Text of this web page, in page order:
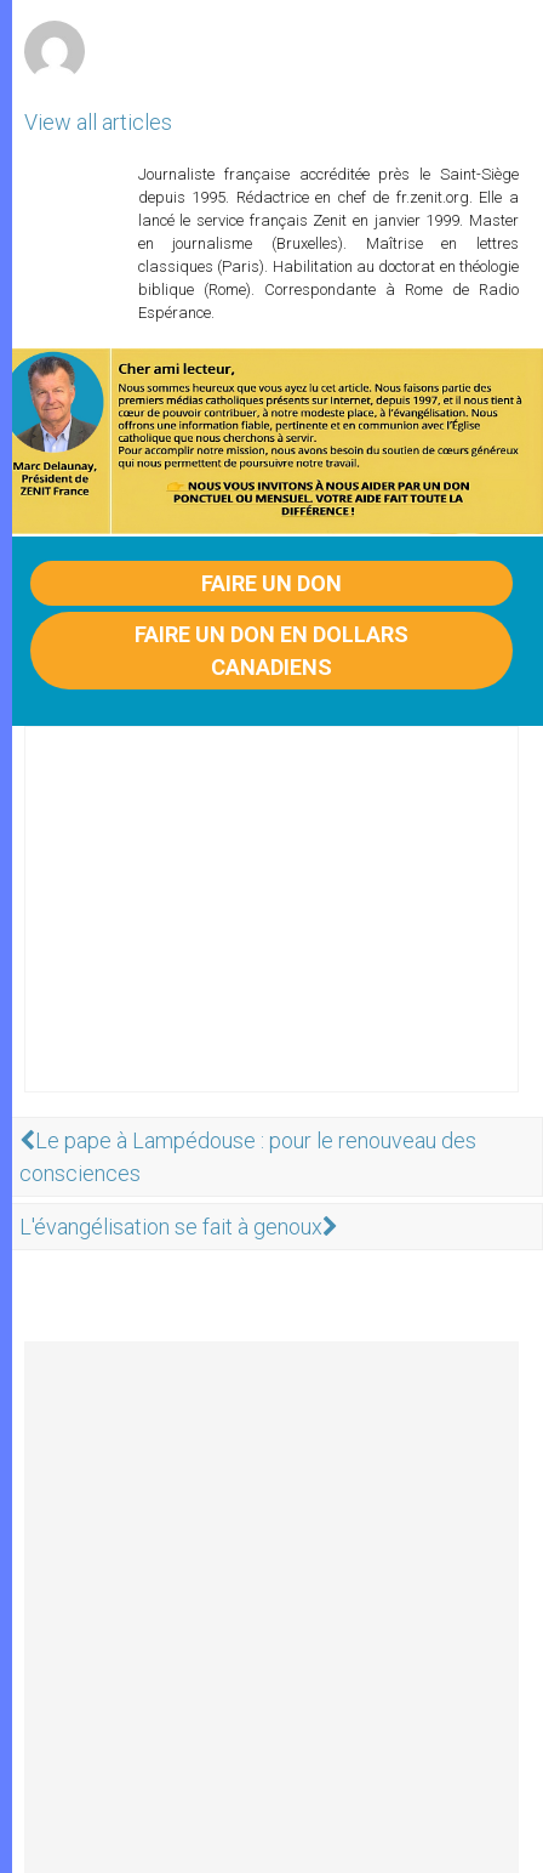
View all articles
Journaliste française accréditée près le Saint-Siège
depuis 1995. Rédactrice en chef de fr.zenit.org. Elle a
lancé le service français Zenit en janvier 1999. Master
en journalisme (Bruxelles). Maîtrise en lettres
classiques (Paris). Habilitation au doctorat en théologie
biblique (Rome). Correspondante à Rome de Radio
Espérance.
FAIRE UN DON
FAIRE UN DON EN DOLLARS
CANADIENS
Le pape à Lampédouse : pour le renouveau des
consciences
L'évangélisation se fait à genoux